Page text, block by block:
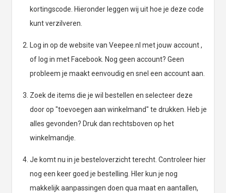
kortingscode. Hieronder leggen wij uit hoe je deze code
kunt verzilveren.
Log in op de website van Veepee.nl met jouw account ,
of log in met Facebook. Nog geen account? Geen
probleem je maakt eenvoudig en snel een account aan.
Zoek de items die je wil bestellen en selecteer deze
door op "toevoegen aan winkelmand" te drukken. Heb je
alles gevonden? Druk dan rechtsboven op het
winkelmandje.
Je komt nu in je besteloverzicht terecht. Controleer hier
nog een keer goed je bestelling. HIer kun je nog
makkelijk aanpassingen doen qua maat en aantallen,